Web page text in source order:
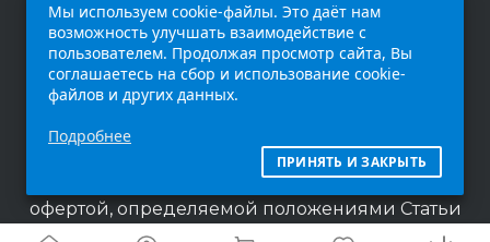
интернет-сайт (
исключительно информационный характер и
ни при каких условиях не является публичной
офертой, определяемой положениями Статьи
437 п.2 Гражданского кодекса Российской
Мы используем cookie-файлы. Это даёт нам
возможность улучшать взаимодействие с
пользователем. Продолжая просмотр сайта, Вы
соглашаетесь на сбор и использование cookie-
файлов и других данных.
Подробнее
ПРИНЯТЬ И ЗАКРЫТЬ